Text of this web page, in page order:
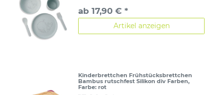
ab 17,90 € *
Artikel anzeigen
Kinderbrettchen Frühstücksbrettchen
Bambus rutschfest Silikon div Farben,
Farbe: rot